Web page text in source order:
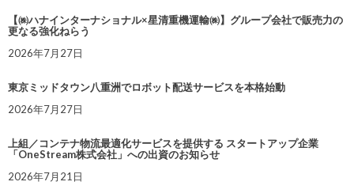
【㈱ハナインターナショナル×星清重機運輸㈱】グループ会社で販売力の
更なる強化ねらう
2026年7月27日
東京ミッドタウン八重洲でロボット配送サービスを本格始動
2026年7月27日
上組／コンテナ物流最適化サービスを提供する スタートアップ企業
「OneStream株式会社」への出資のお知らせ
2026年7月21日